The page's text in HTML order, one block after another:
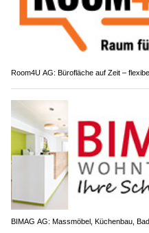
Room4U AG: Bürofläche auf Zeit –
BIMAG AG: Massmöbel, Küchenbau,